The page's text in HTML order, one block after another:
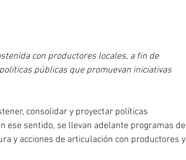
con productores locales, a fin de
públicas que promuevan iniciativas
consolidar y proyectar políticas
ese sentido, se llevan adelante programas de
y acciones de articulación con productores y